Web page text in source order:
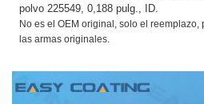
polvo 225549, 0,188 pulg., ID.
No es el OEM original, solo el
las armas originales.